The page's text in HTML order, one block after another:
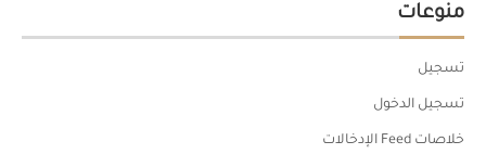
منوعات
تسجيل
تسجيل الدخول
خلاصات Feed الإدخالات